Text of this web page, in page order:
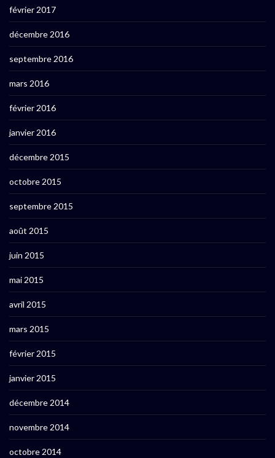
février 2017
décembre 2016
septembre 2016
mars 2016
février 2016
janvier 2016
décembre 2015
octobre 2015
septembre 2015
août 2015
juin 2015
mai 2015
avril 2015
mars 2015
février 2015
janvier 2015
décembre 2014
novembre 2014
octobre 2014